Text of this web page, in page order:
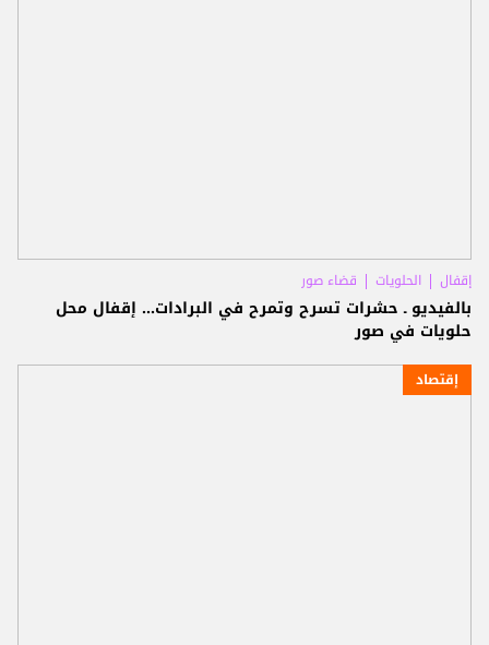
إقفال الحلويات قضاء صور
بالفيديو ـ حشرات تسرح وتمرح في البرادات... إقفال محل
حلويات في صور
إقتصاد